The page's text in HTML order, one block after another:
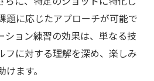
題に応じたアプローチが可能で
ション練習の効果は、単なる技
フに対する理解を深め、楽しみ
ます。